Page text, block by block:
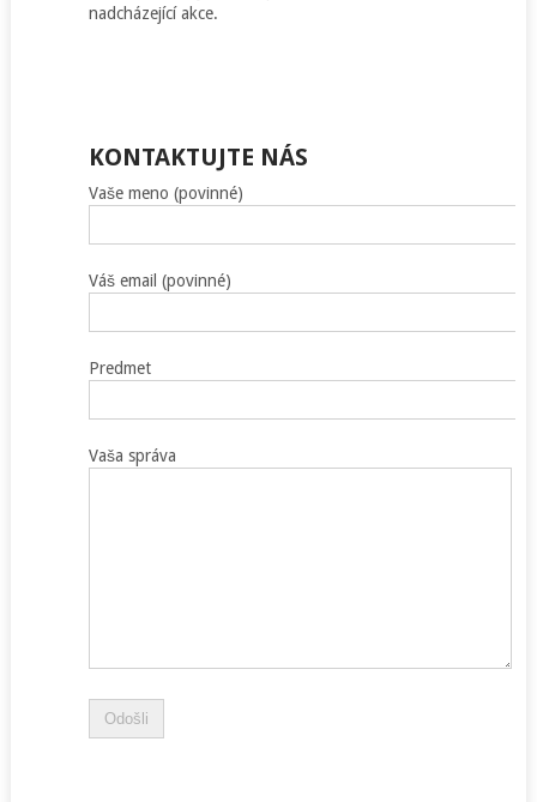
nadcházející akce.
KONTAKTUJTE NÁS
Vaše meno (povinné)
Váš email (povinné)
Predmet
Vaša správa